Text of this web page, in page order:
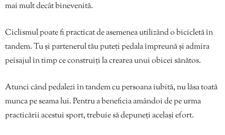
mai mult decât binevenită.
Ciclismul poate fi practicat de asemenea utilizând o bicicletă în
tandem. Tu și partenerul tău puteți pedala împreună și admira
peisajul în timp ce construiți la crearea unui obicei sănătos.
Atunci când pedalezi în tandem cu persoana iubită, nu lăsa toată
munca pe seama lui. Pentru a beneficia amândoi de pe urma
practicării acestui sport, trebuie să depuneți același efort.